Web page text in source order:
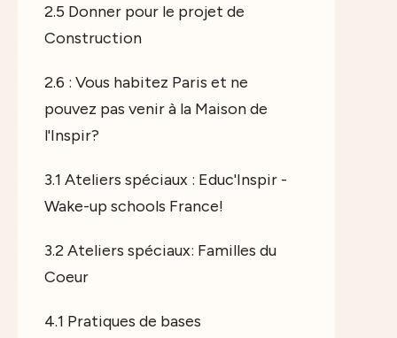
2.5 Donner pour le projet de
Construction
2.6 : Vous habitez Paris et ne
pouvez pas venir à la Maison de
l'Inspir?
3.1 Ateliers spéciaux : Educ'Inspir -
Wake-up schools France!
3.2 Ateliers spéciaux: Familles du
Coeur
4.1 Pratiques de bases